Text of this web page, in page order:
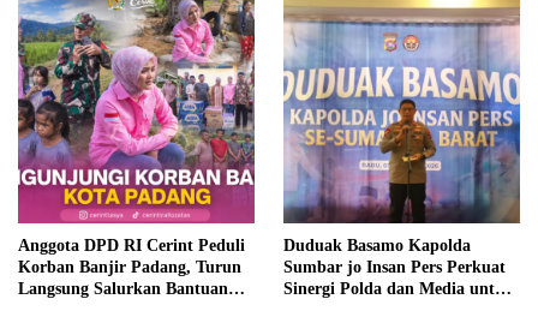
Anggota DPD RI Cerint Peduli
Korban Banjir Padang, Turun
Langsung Salurkan Bantuan
Duduak Basamo Kapolda
Sumbar jo Insan Pers Perkuat
Sinergi Polda dan Media untuk